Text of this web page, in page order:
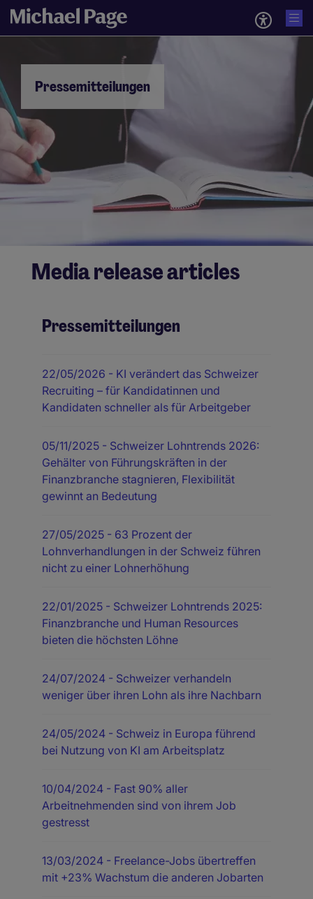
Pressemitteilungen
Media release articles
Pressemitteilungen
22/05/2026 - KI verändert das Schweizer
Recruiting – für Kandidatinnen und
Kandidaten schneller als für Arbeitgeber
05/11/2025 - Schweizer Lohntrends 2026:
Gehälter von Führungskräften in der
Finanzbranche stagnieren, Flexibilität
gewinnt an Bedeutung
27/05/2025 - 63 Prozent der
Lohnverhandlungen in der Schweiz führen
nicht zu einer Lohnerhöhung
22/01/2025 - Schweizer Lohntrends 2025:
Finanzbranche und Human Resources
bieten die höchsten Löhne
24/07/2024 - Schweizer verhandeln
weniger über ihren Lohn als ihre Nachbarn
24/05/2024 - Schweiz in Europa führend
bei Nutzung von KI am Arbeitsplatz
10/04/2024 - Fast 90% aller
Arbeitnehmenden sind von ihrem Job
gestresst
13/03/2024 - Freelance-Jobs übertreffen
mit +23% Wachstum die anderen Jobarten